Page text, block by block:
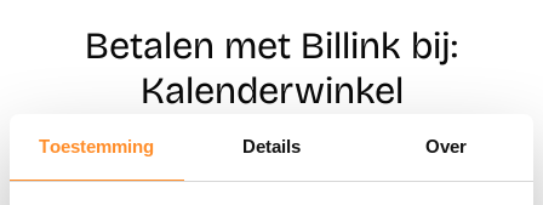
Toestemming Details Over
Betalen met Billink bij:
Kalenderwinkel